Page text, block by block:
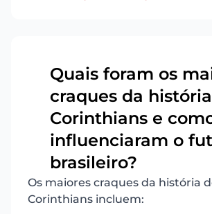
Quais foram os
craques da
Corinthians e
influenciaram o
brasileiro?
Os maiores craques da história
Corinthians incluem: